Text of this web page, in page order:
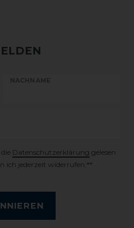
NACHNAME
Daten­schutz­erklärung gelesen
ich jederzeit widerrufen.**